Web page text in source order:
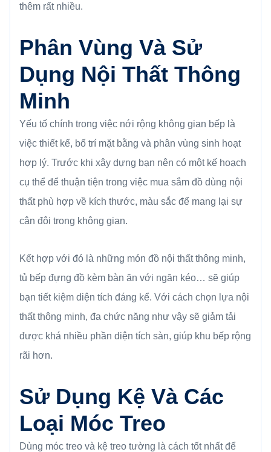
thêm rất nhiều.
Phân Vùng Và Sử
Dụng Nội Thất Thông
Minh
Yếu tố chính trong việc nới rộng không gian bếp là
việc thiết kế, bố trí mặt bằng và phân vùng sinh hoạt
hợp lý. Trước khi xây dựng bạn nên có một kế hoạch
cụ thể để thuận tiện trong việc mua sắm đồ dùng nội
thất phù hợp về kích thước, màu sắc để mang lại sự
cân đôi trong không gian.
Kết hợp với đó là những món đồ nội thất thông minh,
tủ bếp đựng đồ kèm bàn ăn với ngăn kéo… sẽ giúp
bạn tiết kiệm diện tích đáng kể. Với cách chọn lựa nội
thất thông minh, đa chức năng như vậy sẽ giảm tải
được khá nhiều phần diện tích sàn, giúp khu bếp rộng
rãi hơn.
Sử Dụng Kệ Và Các
Loại Móc Treo
Dùng móc treo và kệ treo tường là cách tốt nhất để